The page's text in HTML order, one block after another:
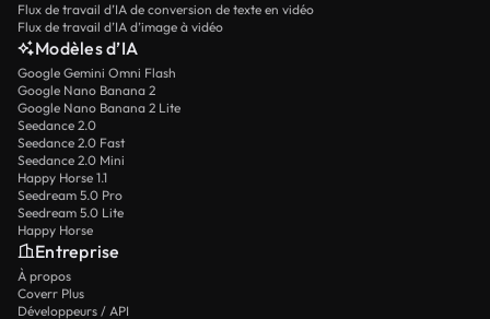
Flux de travail d’IA de conversion de texte en vidéo
Flux de travail d’IA d’image à vidéo
Modèles d’IA
Google Gemini Omni Flash
Google Nano Banana 2
Google Nano Banana 2 Lite
Seedance 2.0
Seedance 2.0 Fast
Seedance 2.0 Mini
Happy Horse 1.1
Seedream 5.0 Pro
Seedream 5.0 Lite
Happy Horse
Entreprise
À propos
Coverr Plus
Développeurs / API